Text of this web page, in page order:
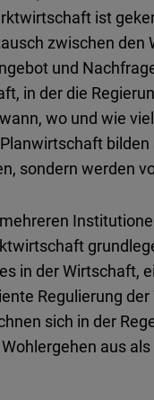
ist
zwischen
und
in der die
wo und wie
sondern werden
in der Wirtschaft,
Regulierung
sich in der
aus